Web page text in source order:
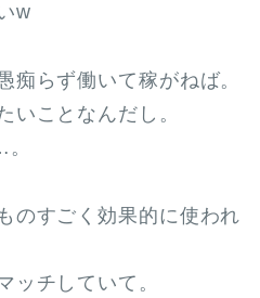
w
痴らず働いて稼がねば。
いことなんだし。
のすごく効果的に使われ
ッチしていて。